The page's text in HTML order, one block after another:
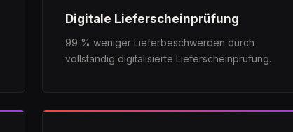
Digitale Lieferscheinprüfung
99 % weniger Lieferbeschwerden durch
vollständig digitalisierte Lieferscheinprüfung.